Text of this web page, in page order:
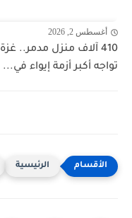
أغسطس 2, 2026
410 آلاف منزل مدمر.. غزة
تواجه أكبر أزمة إيواء في...
الرئيسية